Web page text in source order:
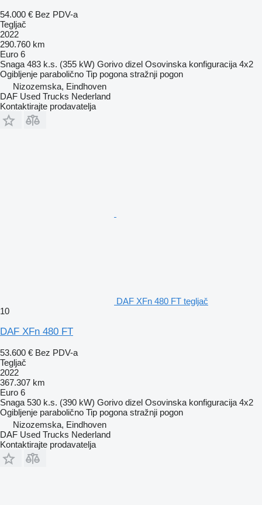
54.000 € Bez PDV-a
Tegljač
2022
290.760 km
Euro 6
Snaga 483 k.s. (355 kW) Gorivo dizel Osovinska konfiguracija 4x2
Ogibljenje parabolično Tip pogona stražnji pogon
Nizozemska, Eindhoven
DAF Used Trucks Nederland
Kontaktirajte prodavatelja
DAF XFn 480 FT tegljač
10
DAF XFn 480 FT
53.600 € Bez PDV-a
Tegljač
2022
367.307 km
Euro 6
Snaga 530 k.s. (390 kW) Gorivo dizel Osovinska konfiguracija 4x2
Ogibljenje parabolično Tip pogona stražnji pogon
Nizozemska, Eindhoven
DAF Used Trucks Nederland
Kontaktirajte prodavatelja